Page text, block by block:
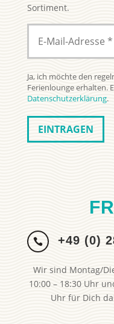
Sortiment.
Ja, ich möchte den
Ferienlounge erhalten.
Datenschutzerklärung.
 +49 (0)
Wir sind Montag/
10:00 – 18:30 Uhr
Uhr für Dich